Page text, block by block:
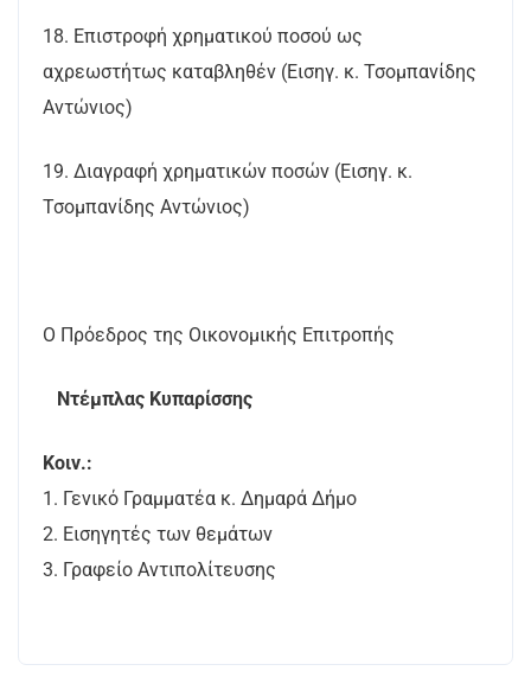
18. Επιστροφή χρηματικού ποσού ως
αχρεωστήτως καταβληθέν (Εισηγ. κ. Τσομπανίδης
Αντώνιος)
19. Διαγραφή χρηματικών ποσών (Εισηγ. κ.
Τσομπανίδης Αντώνιος)
Ο Πρόεδρος της Οικονομικής Επιτροπής
Ντέμπλας Κυπαρίσσης
Κοιν.:
1. Γενικό Γραμματέα κ. Δημαρά Δήμο
2. Εισηγητές των θεμάτων
3. Γραφείο Αντιπολίτευσης